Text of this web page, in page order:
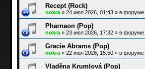
Recept (Rock)
nokra» 24 июл 2026, 01:43» в форуме
Pharnaon (Pop)
nokra» 23 июл 2026, 17:32» в форуме
Gracie Abrams (Pop)
nokra» 22 июл 2026, 15:50» в форуме
Vladěna Krumlová (Pop)